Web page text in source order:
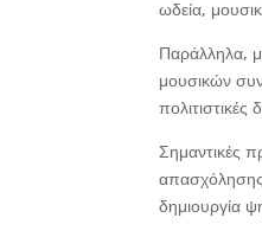
ωδεία,
Παράλληλα,
μουσικών
πολιτιστικές
Σημαντικές
απασχόλησης
δημιουργία